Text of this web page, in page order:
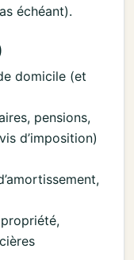
échéant).
domicile (et
pensions,
d’imposition)